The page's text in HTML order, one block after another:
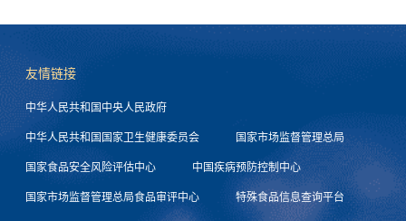
友情链接
中华人民共和国中央人民政府
中华人民共和国国家卫生健康委员会 国家市场监督管理总局
国家食品安全风险评估中心 中国疾病预防控制中心
国家市场监督管理总局食品审评中心 特殊食品信息查询平台